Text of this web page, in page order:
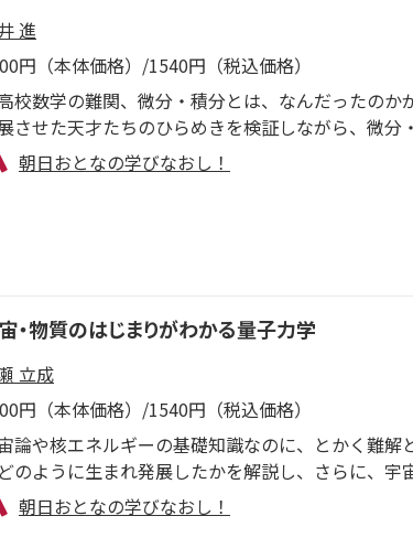
進
円（本体価格）/1540円（税込価格）
校数学の難関、微分・積分とは、なんだったのか
させた天才たちのひらめきを検証しながら、微
なじみ。
朝日おとなの学びなおし！
・物質のはじまりがわかる量子力学
立成
円（本体価格）/1540円（税込価格）
論や核エネルギーの基礎知識なのに、とかく難
のように生まれ発展したかを解説し、さらに、
説明。
朝日おとなの学びなおし！